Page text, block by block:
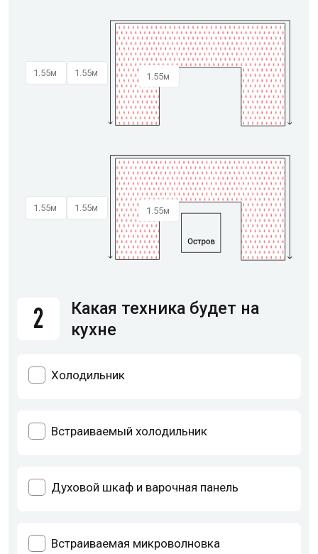
2
Какая техника будет на
кухне
Холодильник
Встраиваемый холодильник
Духовой шкаф и варочная панель
Встраиваемая микроволновка